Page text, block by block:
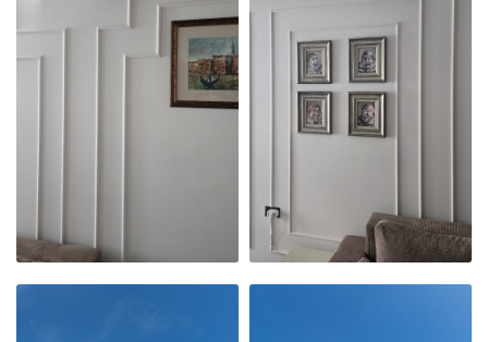
NOSTRU
MODERN,
PRIMITOR ȘI
NOSTRU
MODERN,
PRIMITOR ȘI